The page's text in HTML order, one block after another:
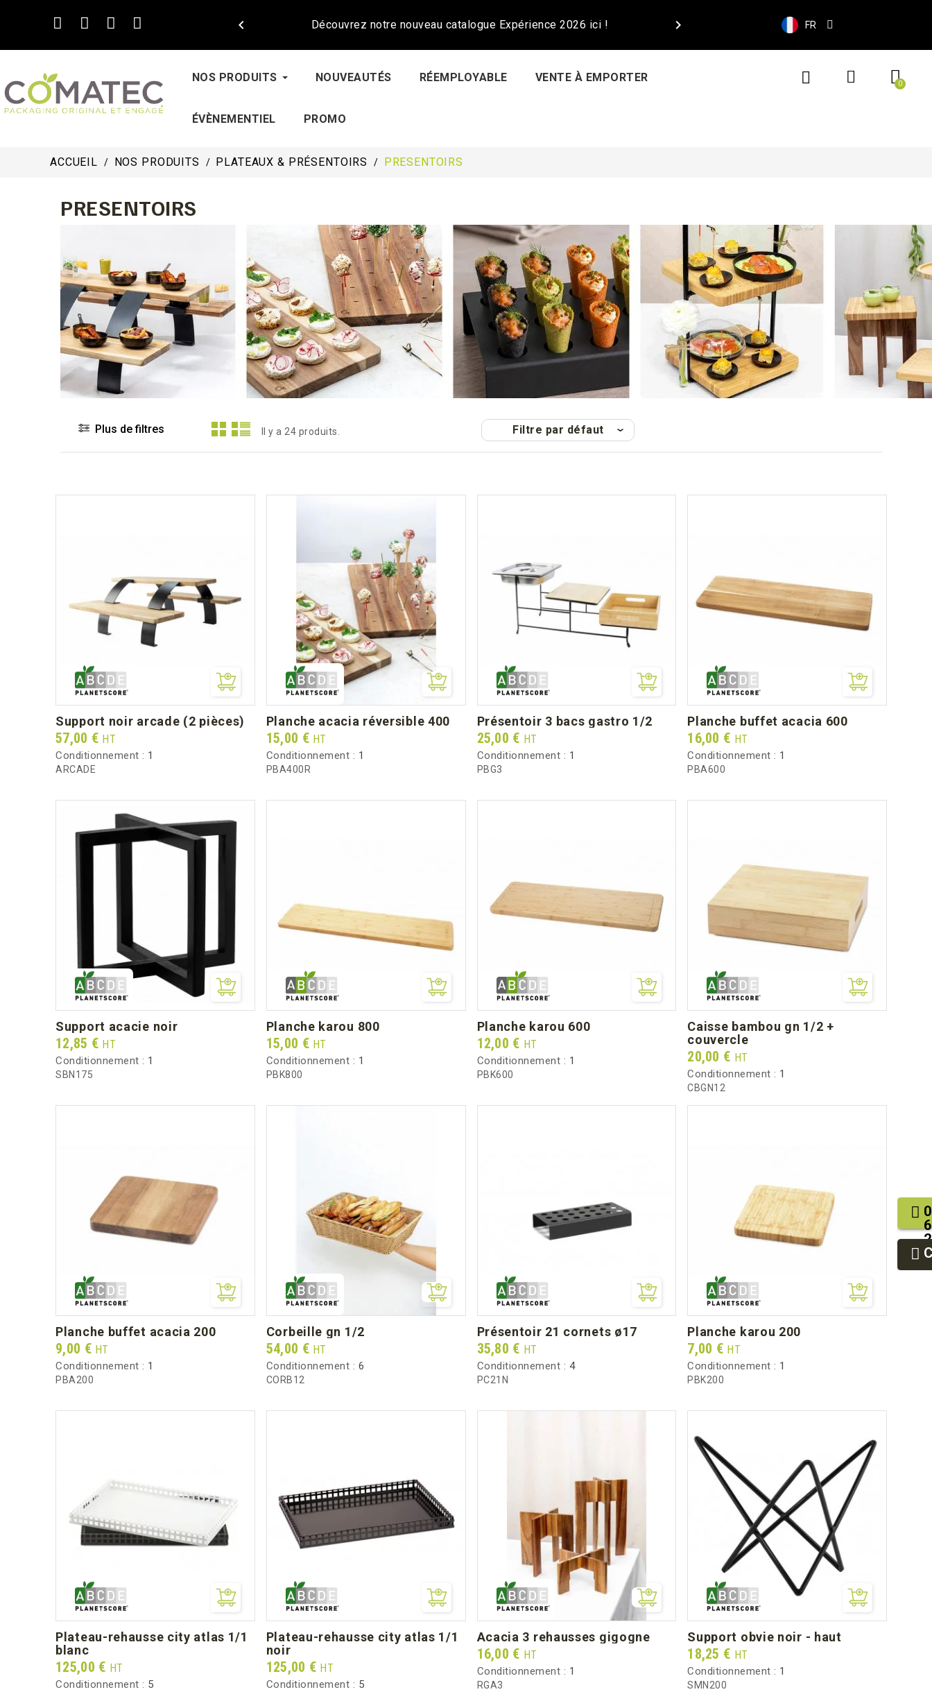
Découvrez notre nouveau catalogue Expérience 2026 ici !
  FR
NOS PRODUITS NOUVEAUTÉS RÉEMPLOYABLE VENTE À EMPORTER
ÉVÈNEMENTIEL PROMO
ACCUEIL NOS PRODUITS PLATEAUX & PRÉSENTOIRS PRESENTOIRS
PRESENTOIRS
Plus de filtres Il y a 24 produits. Filtre par défaut
support noir arcade (2 pièces)
Prix
57,00 € HT
Conditionnement : 1
ARCADE
planche acacia réversible 400
Prix
15,00 € HT
Conditionnement : 1
PBA400R
présentoir 3 bacs gastro 1/2
Prix
25,00 € HT
Conditionnement : 1
PBG3
planche buffet acacia 600
Prix
16,00 € HT
Conditionnement : 1
PBA600
support acacie noir
Prix
12,85 € HT
Conditionnement : 1
SBN175
planche karou 800
Prix
15,00 € HT
Conditionnement : 1
PBK800
planche karou 600
Prix
12,00 € HT
Conditionnement : 1
PBK600
caisse bambou gn 1/2 +
couvercle
Prix
20,00 € HT
Conditionnement : 1
CBGN12
planche buffet acacia 200
Prix
9,00 € HT
Conditionnement : 1
PBA200
corbeille gn 1/2
Prix
54,00 € HT
Conditionnement : 6
CORB12
présentoir 21 cornets ø17
Prix
35,80 € HT
Conditionnement : 4
PC21N
planche karou 200
Prix
7,00 € HT
Conditionnement : 1
PBK200
plateau-rehausse city atlas 1/1
blanc
Prix
125,00 € HT
Conditionnement : 5
plateau-rehausse city atlas 1/1
noir
Prix
125,00 € HT
Conditionnement : 5
acacia 3 rehausses gigogne
Prix
16,00 € HT
Conditionnement : 1
RGA3
support obvie noir - haut
Prix
18,25 € HT
Conditionnement : 1
SMN200